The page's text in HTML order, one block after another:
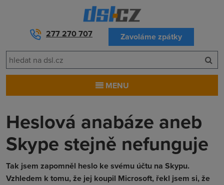
277 270 707 Zavoláme zpátky
MENU
Heslová anabáze aneb
Skype stejně nefunguje
Tak jsem zapomněl heslo ke svému účtu na Skypu.
Vzhledem k tomu, že jej koupil Microsoft, řekl jsem si, že